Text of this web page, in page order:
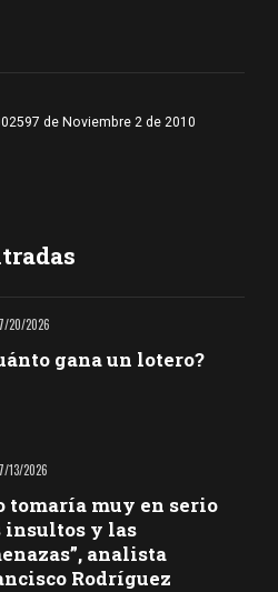
de Noviembre 2 de 2010
20/2026
gana un lotero?
13/2026
tomaría muy en serio
insultos y las
analista
Rodríguez